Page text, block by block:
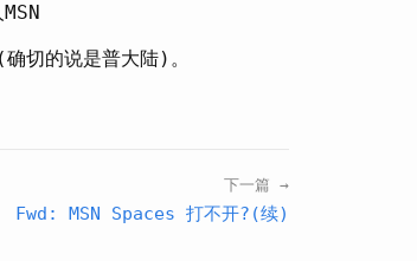
切的说是普大陆)。
下一篇 →
Fwd: MSN Spaces 打不开?(续)